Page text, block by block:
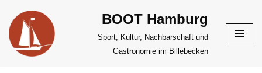
Zum
Inhalt
springen
BOOT Hamburg
Sport, Kultur, Nachbarschaft und
Gastronomie im Billebecken